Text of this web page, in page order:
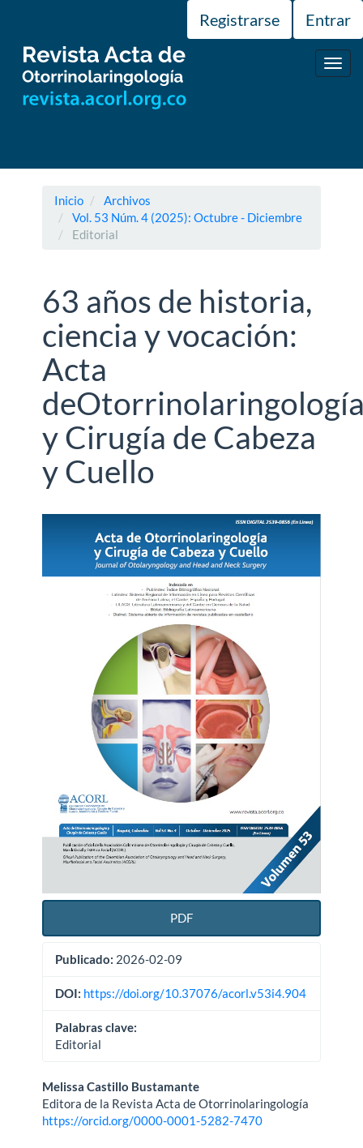
principal
Barra
lateral
Registrarse Entrar
Inicio
Archivos
Vol. 53 Núm. 4 (2025): Octubre - Diciembre
Editorial
63 años de historia,
ciencia y vocación:
Acta
y Cirugía de Cabeza
y Cuello
Barra
lateral
del
artículo
PDF
Publicado: 2026-02-09
DOI: https://doi.org/10.37076/acorl.v53i4.904
Palabras clave:
Editorial
Contenido
principal
Melissa Castillo Bustamante
Editora de la Revista Acta de Otorrinolaringología
https://orcid.org/0000-0001-5282-7470